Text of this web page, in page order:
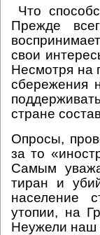
Что
Прежде
свои
Несмотря на
сбережения
стране
Опросы,
за то
Самым
тиран и
население
утопии, на
Неужели наш